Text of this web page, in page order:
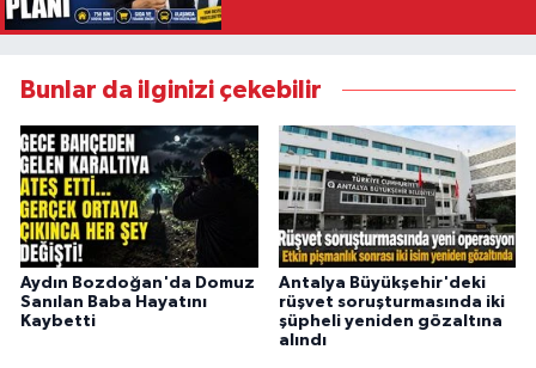
Bunlar da ilginizi çekebilir
Aydın Bozdoğan'da Domuz
Sanılan Baba Hayatını
Kaybetti
Antalya Büyükşehir'deki
rüşvet soruşturmasında iki
şüpheli yeniden gözaltına
alındı